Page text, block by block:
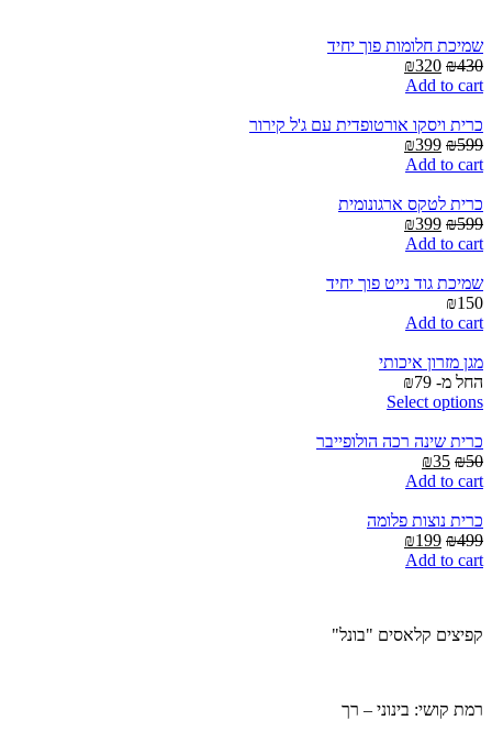
שמיכת חלומות פוך יחיד
₪430
Original
price
₪430.
₪320
₪320.
Add to cart
כרית ויסקו אורטופדית עם ג'ל קירור
₪599
Original
price
₪599.
₪399
₪399.
Add to cart
כרית לטקס ארגונומית
₪599
Original
price
₪599.
₪399
₪399.
Add to cart
שמיכת גוד נייט פוך יחיד
₪150
Add to cart
מגן מזרון איכותי
החל מ-
₪79
Select options
כרית שינה רכה הולופייבר
₪50
Original
price
₪50.
₪35
price
₪35.
Add to cart
כרית נוצות פלומה
₪499
Original
price
₪199
Add to cart
קפיצים קלאסים "בונל"
רמת קושי: בינוני – רך